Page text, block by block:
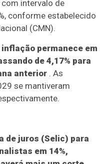
com intervalo de
conforme estabelecido
(CMN).
permanece em
de 4,17% para
anterior . As
se mantiveram
de juros (Selic) para
em 14%,